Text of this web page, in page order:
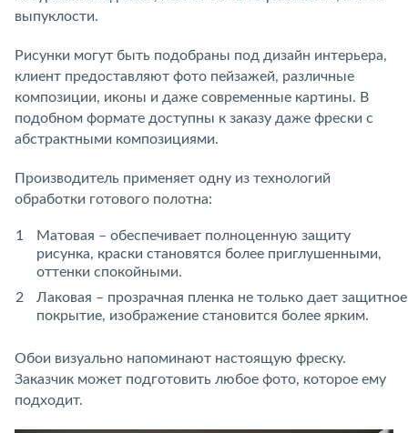
выпуклости.
Рисунки могут быть подобраны под дизайн интерьера,
клиент предоставляют фото пейзажей, различные
композиции, иконы и даже современные картины. В
подобном формате доступны к заказу даже фрески с
абстрактными композициями.
Производитель применяет одну из технологий
обработки готового полотна:
Матовая – обеспечивает полноценную защиту
рисунка, краски становятся более приглушенными,
оттенки спокойными.
Лаковая – прозрачная пленка не только дает защитное
покрытие, изображение становится более ярким.
Обои визуально напоминают настоящую фреску.
Заказчик может подготовить любое фото, которое ему
подходит.